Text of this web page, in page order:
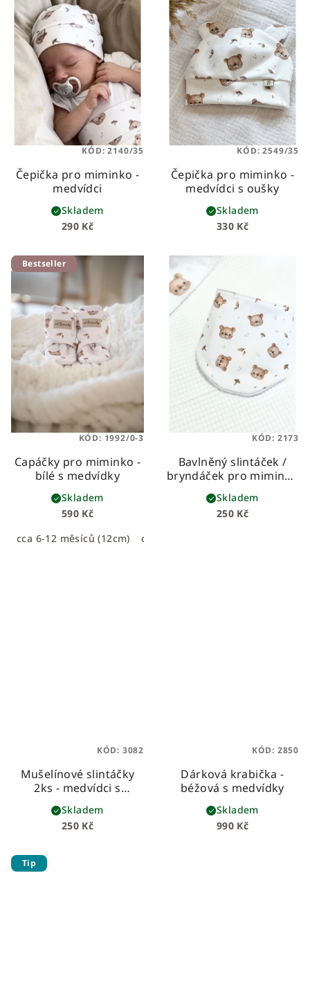
Čepička pro miminko -
medvídci
290 Kč
Skladem
KÓD:2140/35
Čepička pro miminko -
medvídci s oušky
330 Kč
Skladem
KÓD:2549/35
Bestseller
Capáčky pro miminko -
bílé s medvídky
590 Kč
cca 6-12 měsíců (12cm)
cca 0-6 měsíců (11cm)
Skladem
KÓD: 1992/0-3
Bavlněný slintáček /
bryndáček pro miminko
s medvídky
250 Kč
Skladem
KÓD: 2173
Mušelínové slintáčky
2ks - medvídci s
houbičkami
250 Kč
Skladem
KÓD: 3082
Dárková krabička -
béžová s medvídky
990 Kč
Skladem
KÓD: 2850
Tip